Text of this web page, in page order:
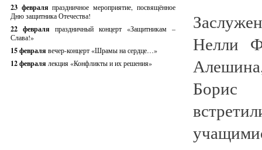
23 февраляпраздничное мероприятие, посвящённое
Дню защитника Отечества!
22 февраля праздничный концерт «Защитникам –
Слава!»
15 февраля вечер-концерт «Шрамы на сердце…»
12 февраля лекция «Конфликты и их решения»
Нелли
Борис